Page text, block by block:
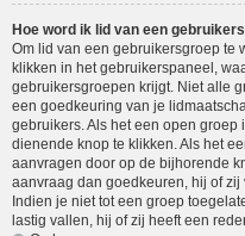
Hoe word ik lid van een
Om lid van een gebruikersgroep te
klikken in het gebruikerspaneel,
gebruikersgroepen krijgt. Niet alle
een goedkeuring van je
gebruikers. Als het een open
dienende knop te klikken. Als het
aanvragen door op de bijhorende
aanvraag dan goedkeuren, hij of
Indien je niet tot een groep
lastig vallen, hij of zij heeft een